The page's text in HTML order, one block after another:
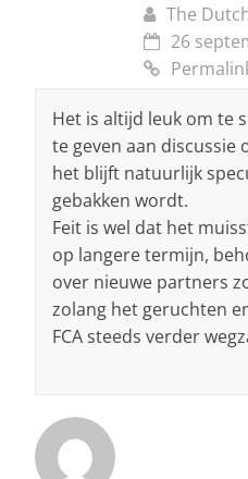
The
26
Het is altijd leuk om te
te geven aan discussie
het blijft natuurlijk
gebakken wordt.
Feit is wel dat het
op langere termijn,
over nieuwe partners
zolang het geruchten
FCA steeds verder